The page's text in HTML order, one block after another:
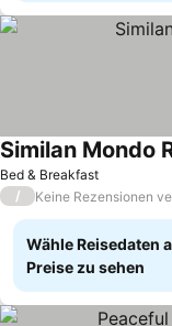
Bed & Breakfast
Similan Mondo
/ Keine Rezensionen
Wähle Reisedaten
Preise zu sehen